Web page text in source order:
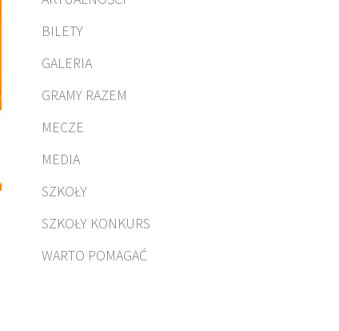
BILETY
GALERIA
GRAMY RAZEM
MECZE
MEDIA
SZKOŁY
SZKOŁY KONKURS
WARTO POMAGAĆ